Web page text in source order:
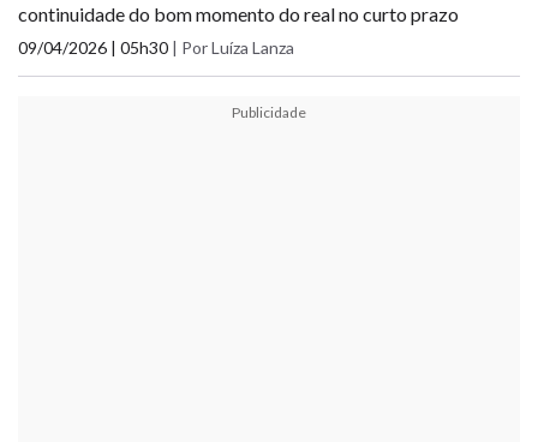
continuidade do bom momento do real no curto prazo
09/04/2026 | 05h30 | Por Luíza Lanza
Publicidade